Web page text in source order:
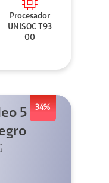
Procesador
UNISOC T93
00
34%
5